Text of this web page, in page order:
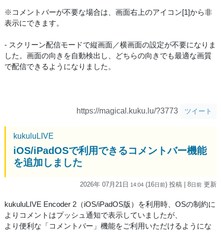
※コメントバーが不要な場合は、画面右上のアイコン[1]から非
表示にできます。
- スクリーン配信モードで縦画面／横画面の設定が不要になりま
した。画面の向きを自動検出し、どちらの向きでも最適な画質
で配信できるようになりました。
https://magical.kuku.lu/?3773 ツイート
kukuluLIVE
iOS/iPadOSで利用できるコメントバー機能
を追加しました
2026年 07月21日 14:04 (16日前) 投稿 | 8日前 更新
kukuluLIVE Encoder 2（iOS/iPadOS版）を利用時、OSの制約に
よりコメントはプッシュ通知で表示していましたが、
より便利な「コメントバー」機能をご利用いただけるようにな